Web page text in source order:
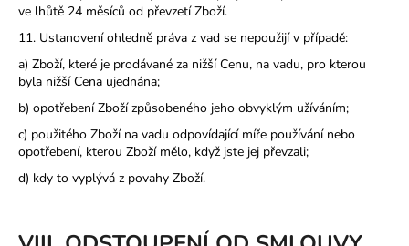
ve lhůtě 24 měsíců od převzetí Zboží.
11. Ustanovení ohledně práva z vad se nepoužijí v případě:
a) Zboží, které je prodávané za nižší Cenu, na vadu, pro kterou
byla nižší Cena ujednána;
b) opotřebení Zboží způsobeného jeho obvyklým užíváním;
c) použitého Zboží na vadu odpovídající míře používání nebo
opotřebení, kterou Zboží mělo, když jste jej převzali;
d) kdy to vyplývá z povahy Zboží.